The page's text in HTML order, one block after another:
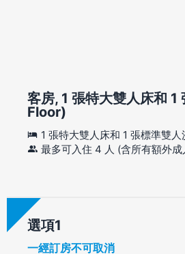
客房, 1 張特大雙人床和
Floor)
1 張特大雙人床和 1 張標準雙人
最多可入住 4 人 (含所有額外成
選項
一經訂房不可取消